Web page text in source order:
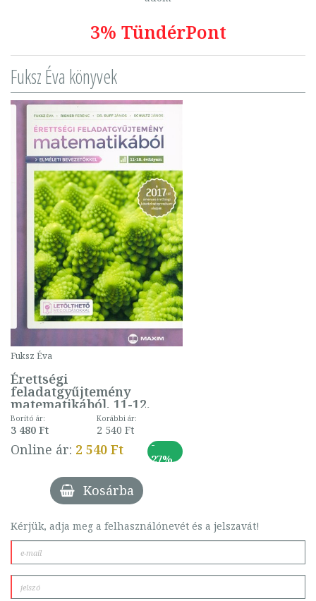
3% TündérPont
Fuksz Éva könyvek
Fuksz Éva
Érettségi
feladatgyűjtemény
matematikából, 11-12.
évfolyam
Borító ár:
3 480 Ft
Korábbi ár:
2 540 Ft
Online ár: 2 540 Ft
-
27%
Kosárba
Kérjük, adja meg a felhasználónevét és a jelszavát!